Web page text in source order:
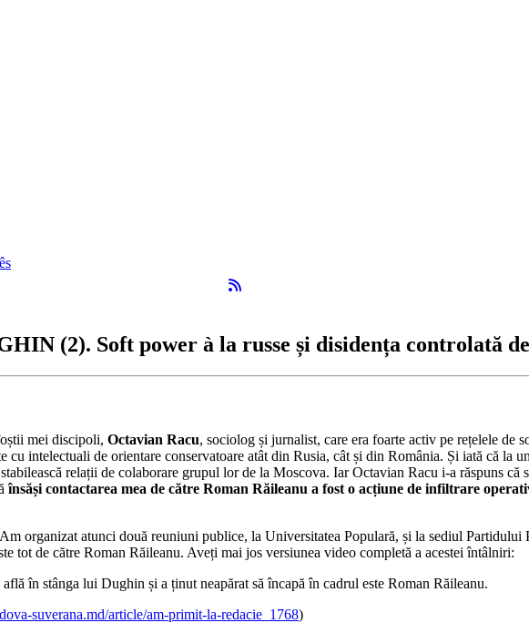
Flux RSS
(2). Soft power à la russe și disidența controlată
mei discipoli, Octavian Racu, sociolog și jurnalist, care era foarte activ pe rețelele de
cu intelectuali de orientare conservatoare atât din Rusia, cât și din România. Și iată că la
relații de colaborare grupul lor de la Moscova. Iar Octavian Racu i-a răspuns că
însăși contactarea mea de către Roman Răileanu a fost o acțiune de infiltrare
organizat atunci două reuniuni publice, la Universitatea Populară, și la sediul Partidului
tot de către Roman Răileanu. Aveți mai jos versiunea video completă a acestei întâlniri:
află în stânga lui Dughin și a ținut neapărat să încapă în cadrul este Roman Răileanu.
suverana.md/article/am-primit-la-redacie_1768)